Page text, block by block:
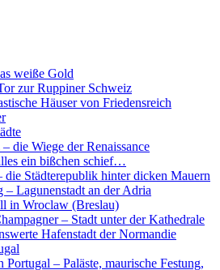
weiße Gold
zur Ruppiner Schweiz
Häuser von Friedensreich
die Wiege der Renaissance
ein bißchen schief…
die Städterepublik hinter dicken Mauern
– Lagunenstadt an der Adria
in Wroclaw (Breslau)
– Stadt unter der Kathedrale
Hafenstadt der Normandie
Portugal – Paläste, maurische Festung,